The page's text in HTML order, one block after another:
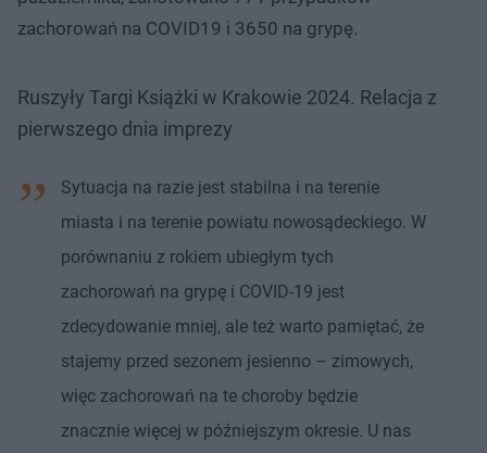
zachorowań na COVID19 i 3650 na grypę.
Ruszyły Targi Książki w Krakowie 2024. Relacja z
pierwszego dnia imprezy
Sytuacja na razie jest stabilna i na terenie
miasta i na terenie powiatu nowosądeckiego. W
porównaniu z rokiem ubiegłym tych
zachorowań na grypę i COVID-19 jest
zdecydowanie mniej, ale też warto pamiętać, że
stajemy przed sezonem jesienno – zimowych,
więc zachorowań na te choroby będzie
znacznie więcej w późniejszym okresie. U nas